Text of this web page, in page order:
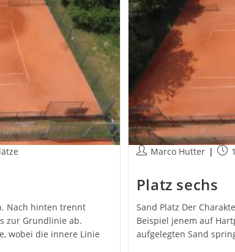
Nach hinten trennt
zur Grundlinie ab.
wobei die innere Linie
Beitrags-
Marco Hutter
Platz sechs
Sand Platz Der
Beispiel jenem auf
aufgelegten Sand